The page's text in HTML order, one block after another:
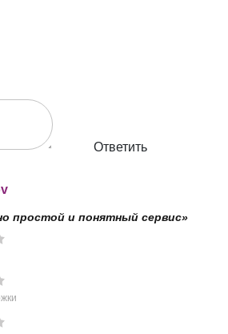
Ответить
простой и понятный сервис»